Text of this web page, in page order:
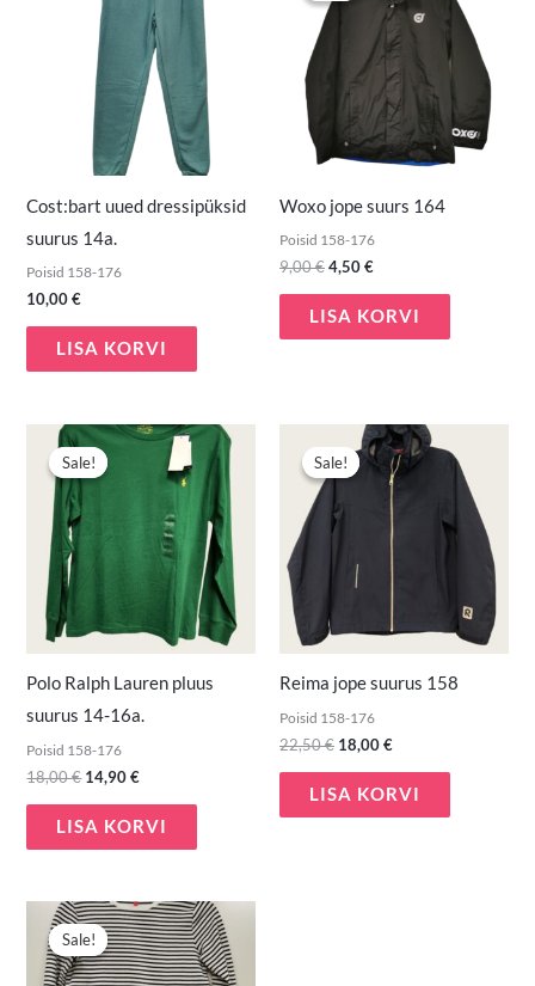
Cost:bart uued dressipüksid
suurus 14a.
Poisid 158-176
10,00€
LISA KORVI
Woxo jope suurs 164
Poisid 158-176
9,00€
9,00 €.
4,50€
4,50 €.
LISA KORVI
Sale!
Sale!
Polo Ralph Lauren pluus
suurus 14-16a.
Poisid 158-176
18,00€
Algne
hind
oli:
14,90€
Praegune
14,90 €.
LISA KORVI
Sale!
Sale!
Reima jope suurus 158
Poisid 158-176
22,50€
Algne
hind
oli:
22,50 €.
18,00€
Praegune
hind
on:
18,00 €.
LISA KORVI
Sale!
Sale!
Algne
hind
oli:
5,00 €.
Praegune
hind
on:
2,00 €.